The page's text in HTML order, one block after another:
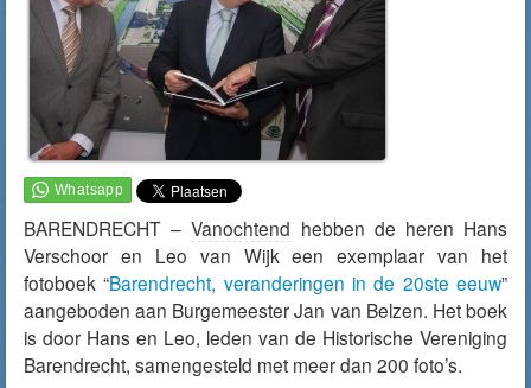
BARENDRECHT –Vanochtend hebben de heren Hans
Verschoor en Leo van Wijk een exemplaar van het
fotoboek “Barendrecht, veranderingen in de 20ste eeuw”
aangeboden aan Burgemeester Jan van Belzen. Het boek
is door Hans en Leo, leden van de Historische Vereniging
Barendrecht, samengesteld met meer dan 200 foto’s.